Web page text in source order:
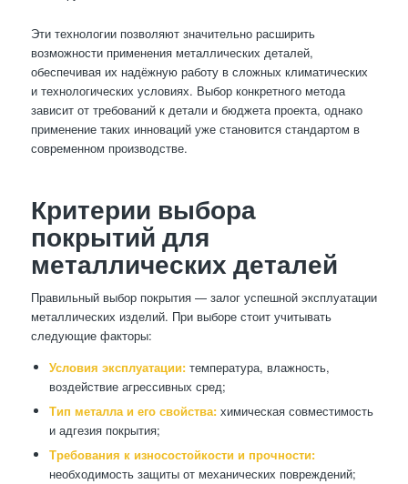
Эти технологии позволяют значительно расширить
возможности применения металлических деталей,
обеспечивая их надёжную работу в сложных климатических
и технологических условиях. Выбор конкретного метода
зависит от требований к детали и бюджета проекта, однако
применение таких инноваций уже становится стандартом в
современном производстве.
Критерии выбора
покрытий для
металлических деталей
Правильный выбор покрытия — залог успешной эксплуатации
металлических изделий. При выборе стоит учитывать
следующие факторы:
Условия эксплуатации:температура, влажность,
воздействие агрессивных сред;
Тип металла и его свойства:химическая совместимость
и адгезия покрытия;
Требования к износостойкости и прочности:
необходимость защиты от механических повреждений;